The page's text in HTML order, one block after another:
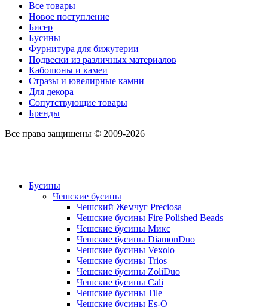
Все товары
Новое поступление
Бисер
Бусины
Фурнитура для бижутерии
Подвески из различных материалов
Кабошоны и камеи
Стразы и ювелирные камни
Для декора
Сопутствующие товары
Бренды
Все права защищены © 2009-2026
Бусины
Чешские бусины
Чешский Жемчуг Preciosa
Чешские бусины Fire Polished Beads
Чешские бусины Микс
Чешские бусины DiamonDuo
Чешские бусины Vexolo
Чешские бусины Trios
Чешские бусины ZoliDuo
Чешские бусины Cali
Чешские бусины Tile
Чешские бусины Es-O